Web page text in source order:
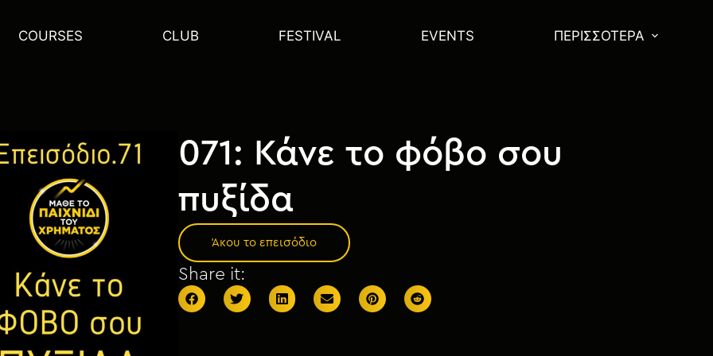
COURSES CLUB FESTIVAL EVENTS ΠΕΡΙΣΣΌΤΕΡΑ
071: Κάνε το φόβο σου
πυξίδα
Άκου το επεισόδιο
Share it: